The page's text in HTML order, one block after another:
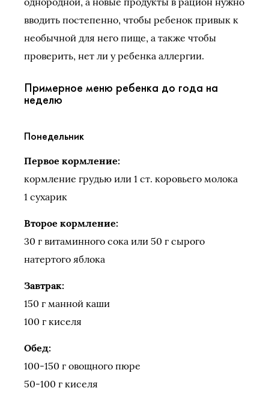
вводить постепенно, чтобы ребенок привык к
необычной для него пище, а также чтобы
проверить, нет ли у ребенка аллергии.
Примерное меню ребенка до года на
неделю
Понедельник
Первое кормление:
кормление грудью или 1 ст. коровьего молока
1 сухарик
Второе кормление:
30 г витаминного сока или 50 г сырого
натертого яблока
Завтрак:
150 г манной каши
100 г киселя
Обед:
100-150 г овощного пюре
50-100 г киселя